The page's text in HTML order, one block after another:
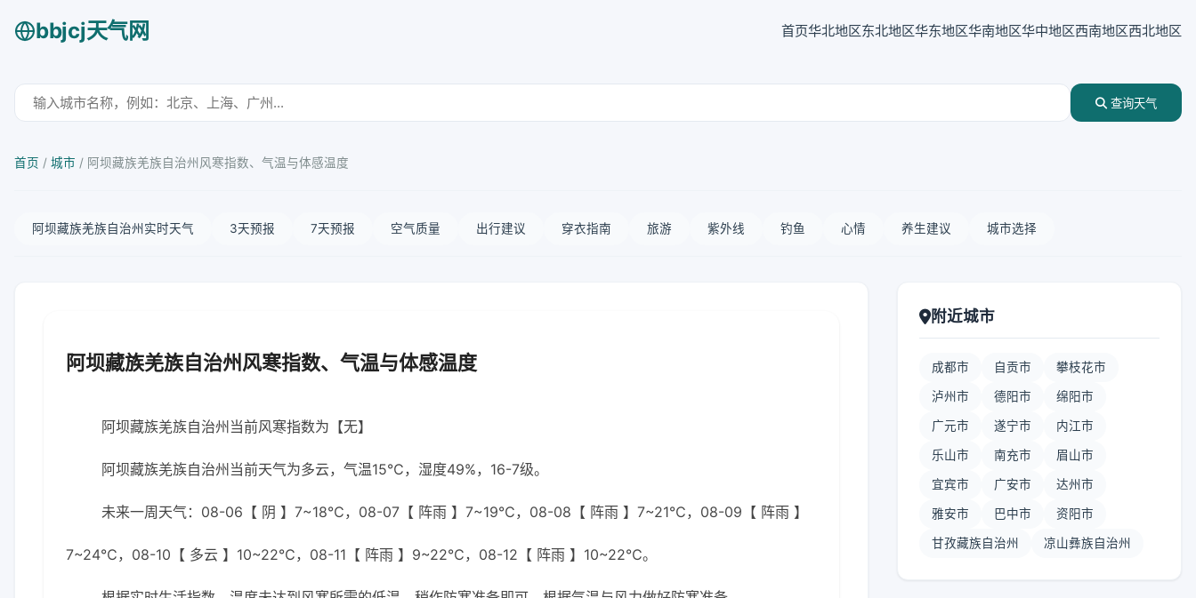
bbjcj天气网 首页华北地区东北地区华东地区华南地区华中地区西南地区西北地区
查询天气
首页 / 城市 / 阿坝藏族羌族自治州风寒指数、气温与体感温度
阿坝藏族羌族自治州实时天气 3天预报 7天预报 空气质量 出行建议 穿衣指南 旅游 紫外线 钓鱼 心情 养生建议 城市选择
阿坝藏族羌族自治州风寒指数、气温与体感温度
阿坝藏族羌族自治州当前风寒指数为【无】
阿坝藏族羌族自治州当前天气为多云，气温15℃，湿度49%，16-7级。
未来一周天气：08-06【 阴 】7~18℃，08-07【 阵雨 】7~19℃，08-08【 阵雨 】7~21℃，08-09【 阵雨 】
7~24℃，08-10【 多云 】10~22℃，08-11【 阵雨 】9~22℃，08-12【 阵雨 】10~22℃。
附近城市
成都市 自贡市 攀枝花市
泸州市 德阳市 绵阳市
广元市 遂宁市 内江市
乐山市 南充市 眉山市
宜宾市 广安市 达州市
雅安市 巴中市 资阳市
甘孜藏族自治州 凉山彝族自治州